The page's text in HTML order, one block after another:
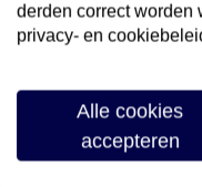
derden correct worden
privacy- en
Alle cookies
accepteren